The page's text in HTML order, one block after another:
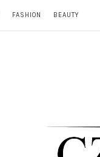
FASHION BEAUTY